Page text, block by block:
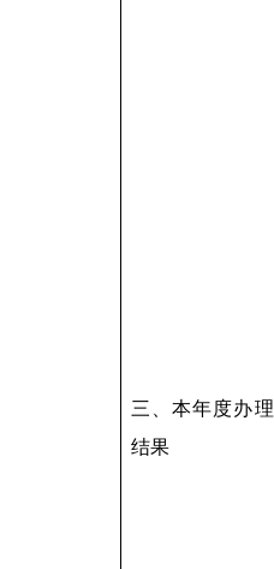
三、本年度办理
结果